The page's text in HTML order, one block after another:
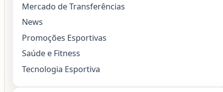
Mercado de Transferências
News
Promoções Esportivas
Saúde e Fitness
Tecnologia Esportiva